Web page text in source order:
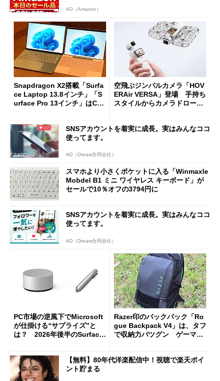
AD（Amazon）
Snapdragon X2搭載「Surfa
ce Laptop 13.8インチ」「S
urface Pro 13インチ」はCop
た
空飛ぶジンバルカメラ「HOV
ERAir VERSA」登場 手持ち
スタイルからカメラドローン
SNSアカウントを着実に成長。実はみんなココ
使ってます。
AD（Dreaw合同会社）
スマホより小さくポケットに入る「Winmaxle
Mobdel B1 ミニ ワイヤレス キーボード」が
セールで10％オフの3794円に
SNSアカウントを着実に成長。実はみんなココ
使ってます。
AD（Dreaw合同会社）
PC市場の逆風下でMicrosoft
が仕掛ける“サプライズ”と
は？ 2026年後半のSurface
Razer印のバックパック「Ro
gue Backpack V4」は、タフ
で収納力バツグン ゲーマー
【無料】80年代洋楽配信中！視聴で楽天ポイ
ント貯まる